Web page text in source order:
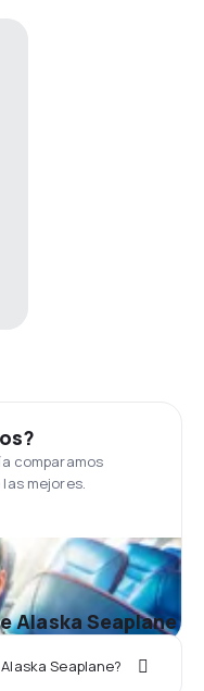
comparamos
mejores.
Alaska Seaplane
Seaplane?